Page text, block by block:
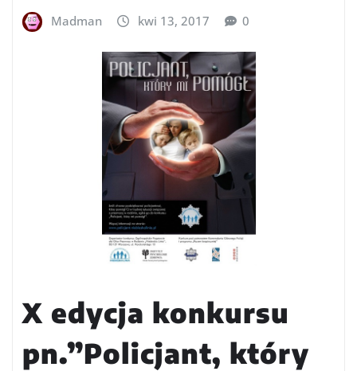
Madman kwi 13, 2017 0
X edycja konkursu
pn.”Policjant, który